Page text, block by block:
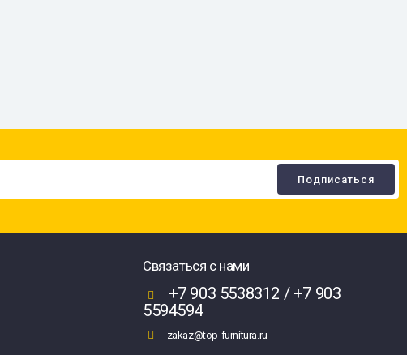
Связаться с нами
+7 903 5538312 / +7 903
5594594
zakaz@top-furnitura.ru